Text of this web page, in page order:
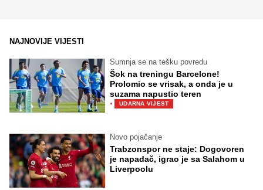
NAJNOVIJE VIJESTI
Sumnja se na tešku povredu
Šok na treningu Barcelone!
Prolomio se vrisak, a onda je u
suzama napustio teren
· UDARNA VIJEST
Novo pojačanje
Trabzonspor ne staje: Dogovoren
je napadač, igrao je sa Salahom u
Liverpoolu